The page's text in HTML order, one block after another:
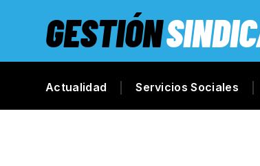
GESTIÓN
Actualidad Servicios Sociales